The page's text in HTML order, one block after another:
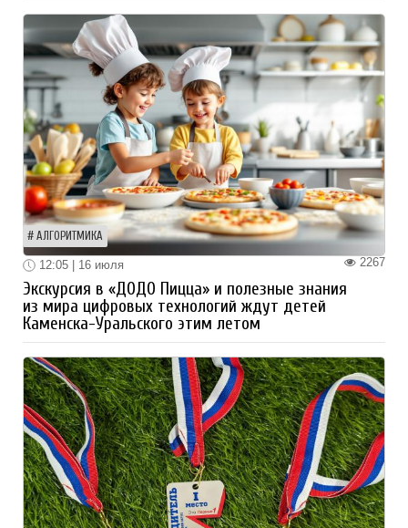
АЛГОРИТМИКА
2267
12:05 | 16 июля
Экскурсия в «ДОДО Пицца» и полезные знания
из мира цифровых технологий ждут детей
Каменска-Уральского этим летом